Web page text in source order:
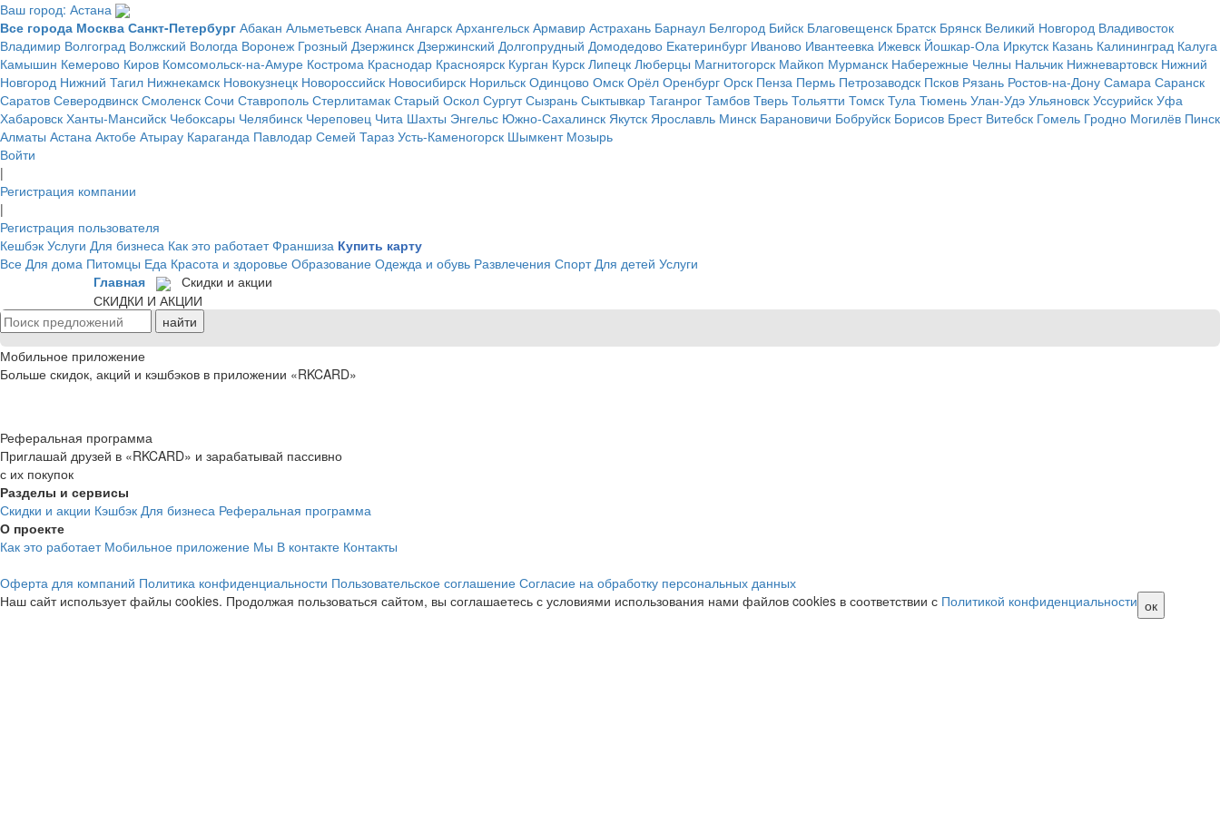
Ваш город: Астана
Все города Москва Санкт-Петербург Абакан Альметьевск Анапа Ангарск Архангельск Армавир Астрахань Барнаул Белгород Бийск Благовещенск Братск Брянск Великий Новгород Владивосток
Владимир Волгоград Волжский Вологда Воронеж Грозный Дзержинск Дзержинский Долгопрудный Домодедово Екатеринбург Иваново Ивантеевка Ижевск Йошкар-Ола Иркутск Казань Калининград Калуга
Камышин Кемерово Киров Комсомольск-на-Амуре Кострома Краснодар Красноярск Курган Курск Липецк Люберцы Магнитогорск Майкоп Мурманск Набережные Челны Нальчик Нижневартовск Нижний
Новгород Нижний Тагил Нижнекамск Новокузнецк Новороссийск Новосибирск Норильск Одинцово Омск Орёл Оренбург Орск Пенза Пермь Петрозаводск Псков Рязань Ростов-на-Дону Самара Саранск
Саратов Северодвинск Смоленск Сочи Ставрополь Стерлитамак Старый Оскол Сургут Сызрань Сыктывкар Таганрог Тамбов Тверь Тольятти Томск Тула Тюмень Улан-Удэ Ульяновск Уссурийск Уфа
Хабаровск Ханты-Мансийск Чебоксары Челябинск Череповец Чита Шахты Энгельс Южно-Сахалинск Якутск Ярославль Минск Барановичи Бобруйск Борисов Брест Витебск Гомель Гродно Могилёв Пинск
Алматы Астана Актобе Атырау Караганда Павлодар Семей Тараз Усть-Каменогорск Шымкент Мозырь
Войти
|
Регистрация компании
|
Регистрация пользователя
Кешбэк Услуги Для бизнеса Как это работает Франшиза Купить карту
Все Для дома Питомцы Еда Красота и здоровье Образование Одежда и обувь Развлечения Спорт Для детей Услуги
Главная
Скидки и акции
СКИДКИ И АКЦИИ
Мобильное приложение
Больше скидок, акций и кэшбэков в приложении «RKCARD»
Реферальная программа
Приглашай друзей в «RKCARD» и зарабатывай пассивно
с их покупок
Разделы и сервисы
Скидки и акции Кэшбэк Для бизнеса Реферальная программа
О проекте
Как это работает Мобильное приложение Мы В контакте Контакты
Оферта для компаний Политика конфиденциальности Пользовательское соглашение Согласие на обработку персональных данных
Наш сайт использует файлы cookies. Продолжая пользоваться сайтом, вы соглашаетесь с условиями использования нами файлов cookies в соответствии с Политикой конфиденциальности ок